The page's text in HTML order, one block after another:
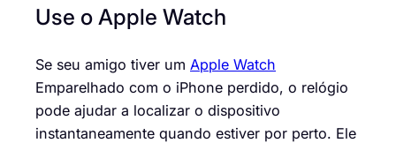
Use o Apple Watch
Se seu amigo tiver um Apple Watch
Emparelhado com o iPhone perdido, o relógio
pode ajudar a localizar o dispositivo
instantaneamente quando estiver por perto. Ele